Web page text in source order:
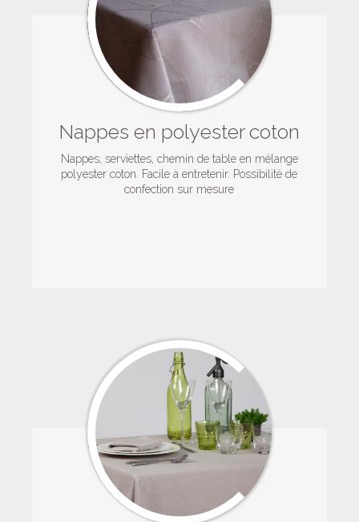
Nappes en polyester coton
Nappes, serviettes, chemin de table en mélange
polyester coton. Facile à entretenir. Possibilité de
confection sur mesure